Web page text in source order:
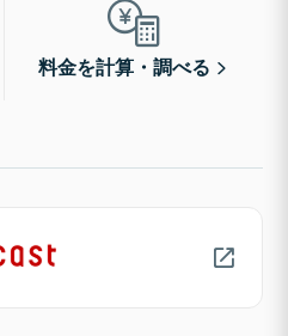
料金を計算・調べる